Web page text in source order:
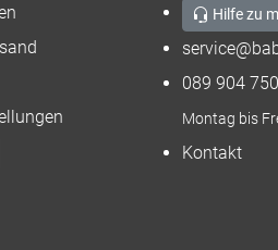
Hilfe zu
089 904
Montag bis
Kontakt